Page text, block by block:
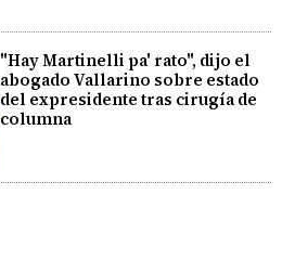
"Hay Martinelli pa' rato", dijo el
abogado Vallarino sobre estado
del expresidente tras cirugía de
columna